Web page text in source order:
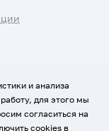
и анализа
для этого мы
согласиться на
cookies в